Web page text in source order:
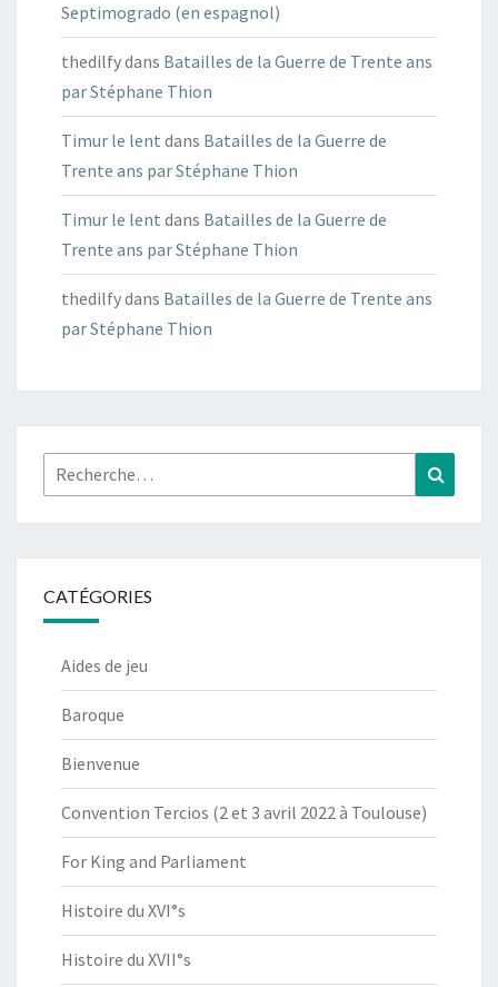
Septimogrado (en espagnol)
thedilfydans Batailles de la Guerre de Trente ans
par Stéphane Thion
Timur le lent dans Batailles de la Guerre de
Trente ans par Stéphane Thion
Timur le lent dans Batailles de la Guerre de
Trente ans par Stéphane Thion
thedilfydans Batailles de la Guerre de Trente ans
par Stéphane Thion
Rechercher :
CATÉGORIES
Aides de jeu
Baroque
Bienvenue
Convention Tercios (2 et 3 avril 2022 à Toulouse)
For King and Parliament
Histoire du XVI°s
Histoire du XVII°s